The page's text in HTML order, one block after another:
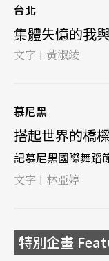
台北
集體失憶的我
文字 | 黃淑綾
慕尼黑
搭起世界的橋
記慕尼黑國際舞蹈
文字 | 林亞婷
特別企畫